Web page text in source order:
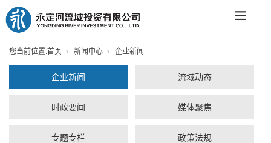
您当前位置:首页 新闻中心 企业新闻
企业新闻 流域动态
时政要闻 媒体聚焦
专题专栏 政策法规